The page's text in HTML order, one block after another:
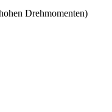
Drehmomenten)